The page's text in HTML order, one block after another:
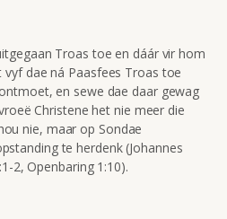
Troas toe en dáár vir hom
vyf dae ná Paasfees Troas toe
en sewe dae daar gewag
Christene het nie meer die
nie, maar op Sondae
te herdenk (Johannes
2, Openbaring 1:10).